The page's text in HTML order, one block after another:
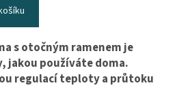
s otočným ramenem je
jakou používáte doma.
regulací teploty a průtoku